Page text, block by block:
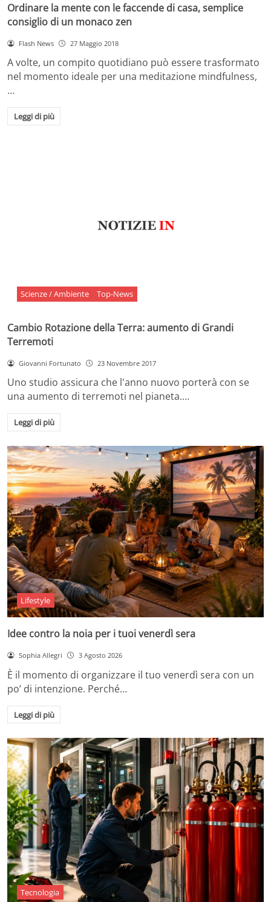
Ordinare la mente con le faccende di casa, semplice
consiglio di un monaco zen
Flash News 27 Maggio 2018
A volte, un compito quotidiano può essere trasformato
nel momento ideale per una meditazione mindfulness,
…
Leggi di più
Scienze / Ambiente Top-News
Cambio Rotazione della Terra: aumento di Grandi
Terremoti
Giovanni Fortunato 23 Novembre 2017
Uno studio assicura che l'anno nuovo porterà con se
una aumento di terremoti nel pianeta.…
Leggi di più
Lifestyle
Idee contro la noia per i tuoi venerdì sera
Sophia Allegri 3 Agosto 2026
È il momento di organizzare il tuo venerdì sera con un
po’ di intenzione. Perché…
Leggi di più
Tecnologia